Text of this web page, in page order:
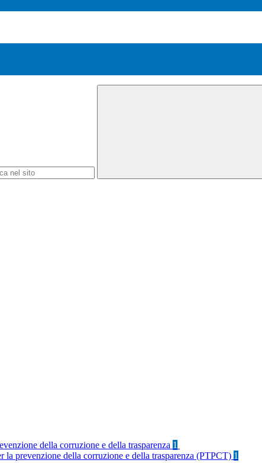
della corruzione e della trasparenza 1
la prevenzione della corruzione e della trasparenza (PTPCT) 1